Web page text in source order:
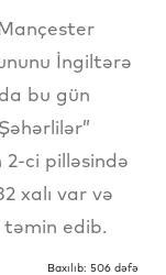
İngiltərə
bu gün
ci pilləsində
xalı var və
təmin edib.
Baxılıb: 506 dəfə